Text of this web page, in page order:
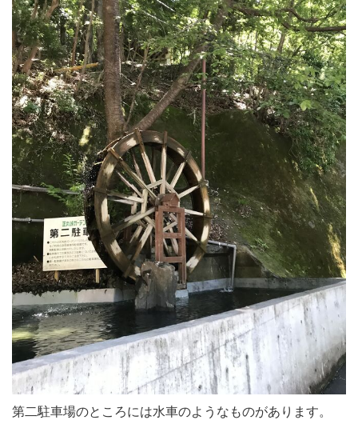
第二駐車場のところには水車のようなものがあります。